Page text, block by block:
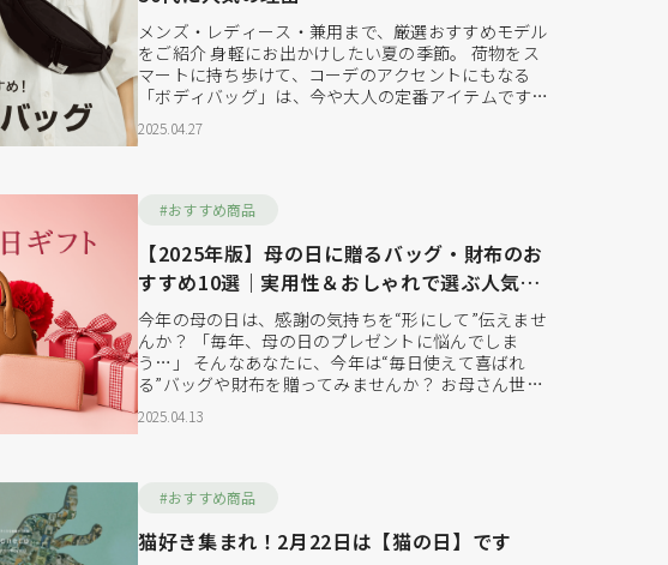
メンズ・レディース・兼用まで、厳選おすすめモデル
をご紹介 身軽にお出かけしたい夏の季節。 荷物をス
マートに持ち歩けて、コーデのアクセントにもなる
「ボディバッグ」は、今や大人の定番アイテムです。
特に近年は、メンズ・レディース問わず30代・40代・
50代の大人世代に人気が急上昇中。カジュアルになり
れで機...
2025.04.27
#おすすめ商品
【2025年版】母の日に贈るバッグ・財布のお
すすめ10選｜実用性＆おしゃれで選ぶ人気ギ
フト
今年の母の日は、感謝の気持ちを“形にして”伝えませ
んか？ 「毎年、母の日のプレゼントに悩んでしま
う…」 そんなあなたに、今年は“毎日使えて喜ばれ
る”バッグや財布を贈ってみませんか？ お母さん世代
に人気なのは、軽くて持ちやすいバッグや、使いやす
い長財布・ミニ財布といった“実用性×デザイン性”の
紹介します...
2025.04.13
#おすすめ商品
猫好き集まれ！2月22日は【猫の日】です